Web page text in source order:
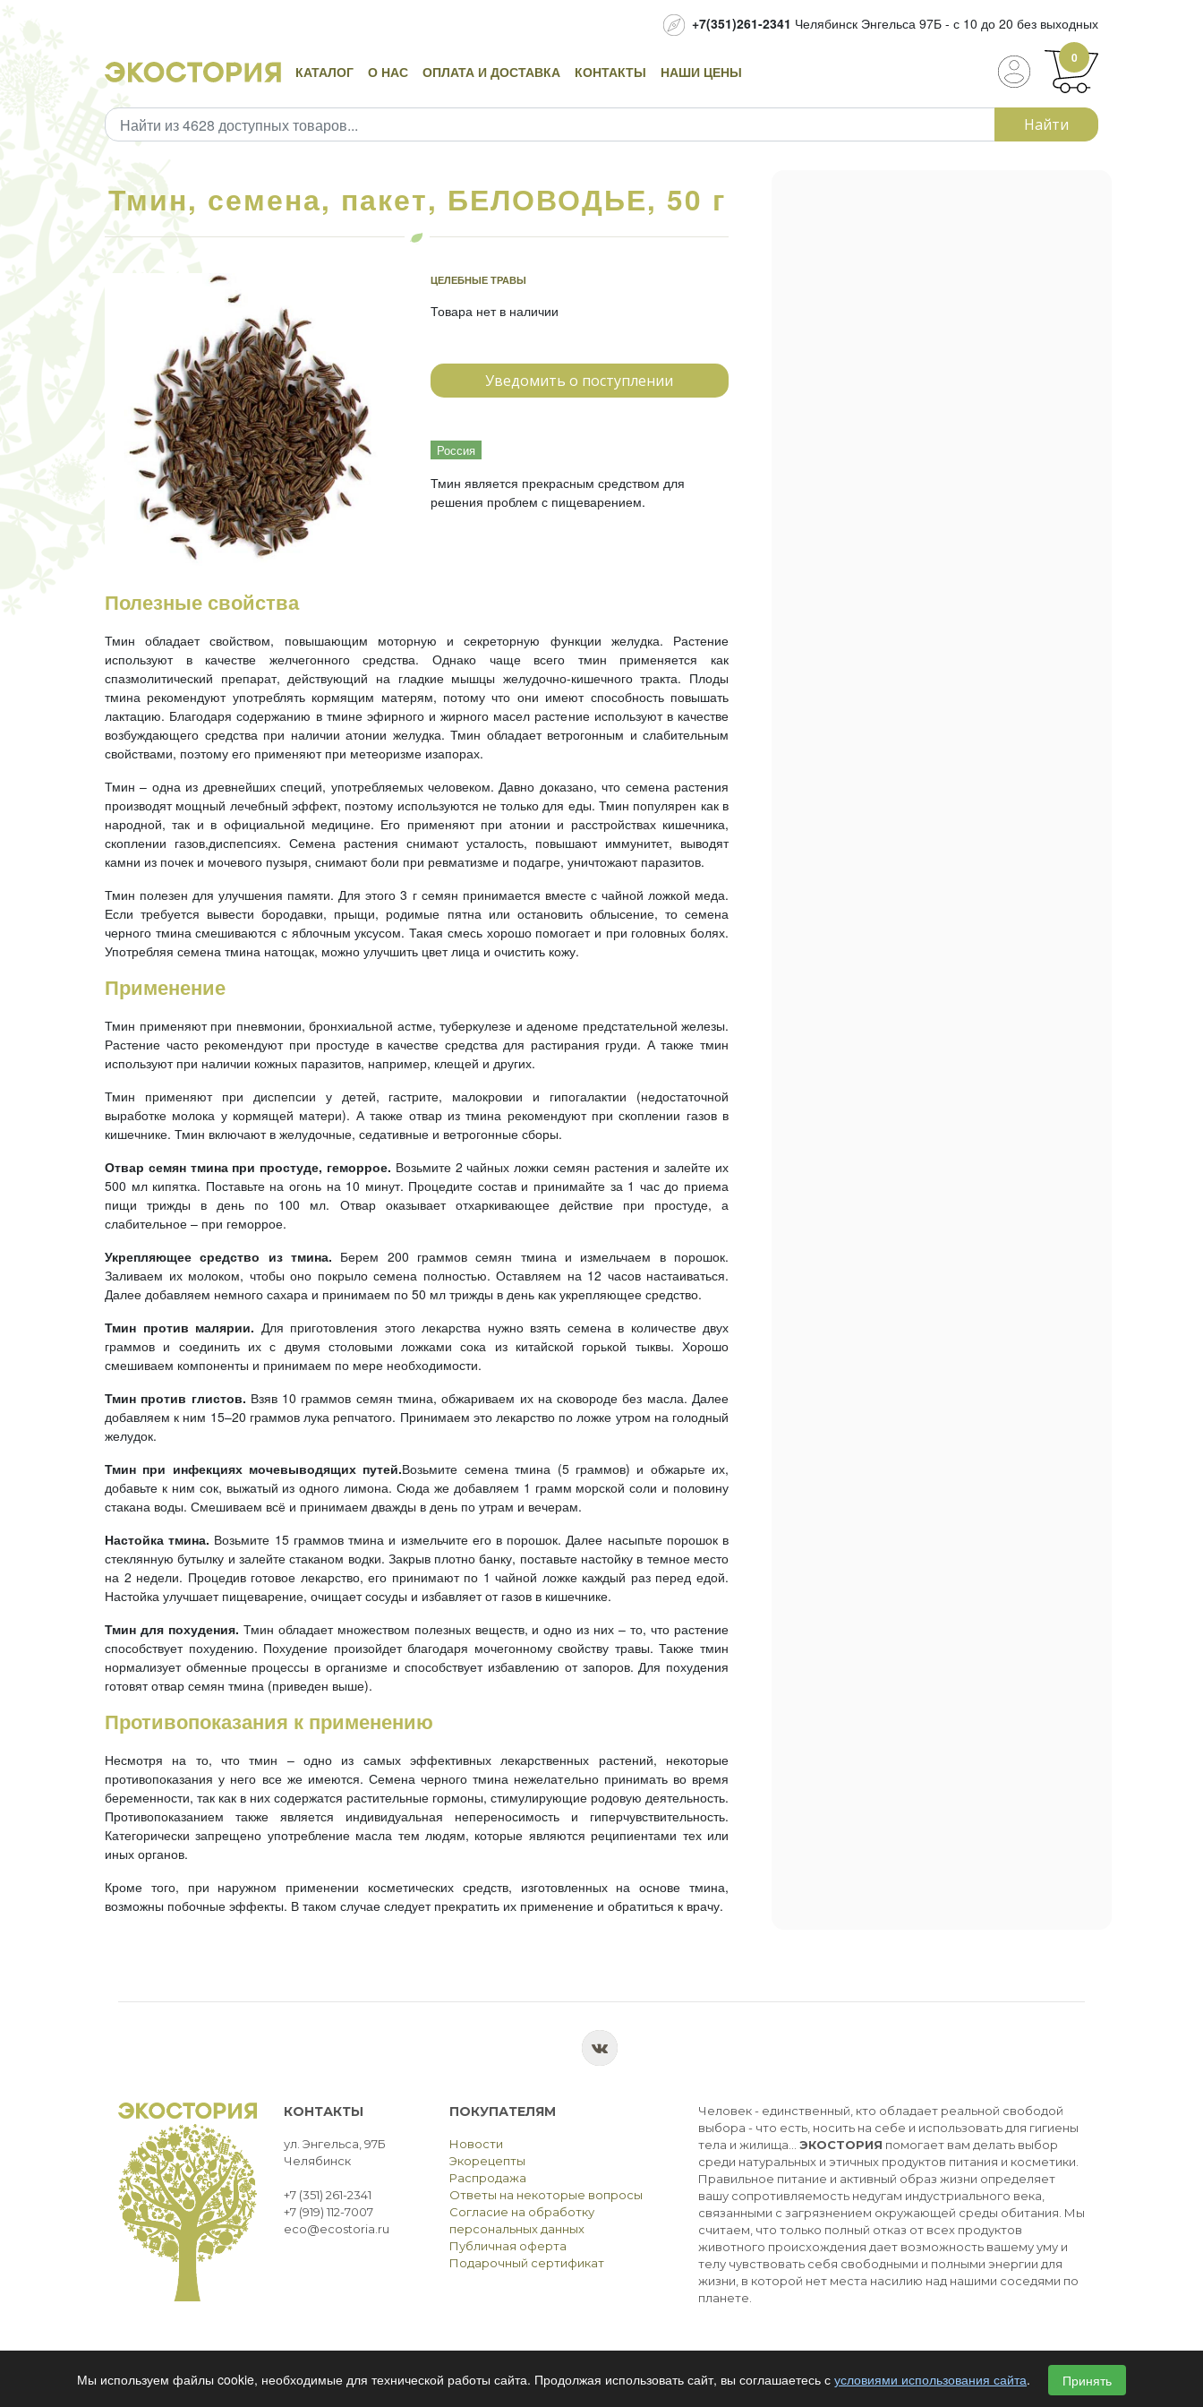
+7(351)261-2341 Челябинск Энгельса 97Б - с 10 до 20 без выходных
КАТАЛОГ О НАС ОПЛАТА И ДОСТАВКА КОНТАКТЫ НАШИ ЦЕНЫ
0
Найти
Тмин, семена, пакет, БЕЛОВОДЬЕ, 50 г
ЦЕЛЕБНЫЕ ТРАВЫ
Товара нет в наличии
Уведомить о поступлении
Россия
Тмин является прекрасным средством для
решения проблем с пищеварением.
Полезные свойства
Тмин обладает свойством, повышающим моторную и секреторную функции желудка. Растение
используют в качестве желчегонного средства. Однако чаще всего тмин применяется как
спазмолитический препарат, действующий на гладкие мышцы желудочно-кишечного тракта. Плоды
тмина рекомендуют употреблять кормящим матерям, потому что они имеют способность повышать
лактацию. Благодаря содержанию в тмине эфирного и жирного масел растение используют в качестве
возбуждающего средства при наличии атонии желудка. Тмин обладает ветрогонным и слабительным
свойствами, поэтому его применяют при метеоризме изапорах.
Тмин – одна из древнейших специй, употребляемых человеком. Давно доказано, что семена растения
производят мощный лечебный эффект, поэтому используются не только для еды. Тмин популярен как в
народной, так и в официальной медицине. Его применяют при атонии и расстройствах кишечника,
скоплении газов,диспепсиях. Семена растения снимают усталость, повышают иммунитет, выводят
камни из почек и мочевого пузыря, снимают боли при ревматизме и подагре, уничтожают паразитов.
Тмин полезен для улучшения памяти. Для этого 3 г семян принимается вместе с чайной ложкой меда.
Если требуется вывести бородавки, прыщи, родимые пятна или остановить облысение, то семена
черного тмина смешиваются с яблочным уксусом. Такая смесь хорошо помогает и при головных болях.
Употребляя семена тмина натощак, можно улучшить цвет лица и очистить кожу.
Применение
Тмин применяют при пневмонии, бронхиальной астме, туберкулезе и аденоме предстательной железы.
Растение часто рекомендуют при простуде в качестве средства для растирания груди. А также тмин
используют при наличии кожных паразитов, например, клещей и других.
Тмин применяют при диспепсии у детей, гастрите, малокровии и гипогалактии (недостаточной
выработке молока у кормящей матери). А также отвар из тмина рекомендуют при скоплении газов в
кишечнике. Тмин включают в желудочные, седативные и ветрогонные сборы.
Отвар семян тмина при простуде, геморрое. Возьмите 2 чайных ложки семян растения и залейте их
500 мл кипятка. Поставьте на огонь на 10 минут. Процедите состав и принимайте за 1 час до приема
пищи трижды в день по 100 мл. Отвар оказывает отхаркивающее действие при простуде, а
слабительное – при геморрое.
Укрепляющее средство из тмина. Берем 200 граммов семян тмина и измельчаем в порошок.
Заливаем их молоком, чтобы оно покрыло семена полностью. Оставляем на 12 часов настаиваться.
Далее добавляем немного сахара и принимаем по 50 мл трижды в день как укрепляющее средство.
Тмин против малярии. Для приготовления этого лекарства нужно взять семена в количестве двух
граммов и соединить их с двумя столовыми ложками сока из китайской горькой тыквы. Хорошо
смешиваем компоненты и принимаем по мере необходимости.
Тмин против глистов. Взяв 10 граммов семян тмина, обжариваем их на сковороде без масла. Далее
добавляем к ним 15–20 граммов лука репчатого. Принимаем это лекарство по ложке утром на голодный
желудок.
Тмин при инфекциях мочевыводящих путей.Возьмите семена тмина (5 граммов) и обжарьте их,
добавьте к ним сок, выжатый из одного лимона. Сюда же добавляем 1 грамм морской соли и половину
стакана воды. Смешиваем всё и принимаем дважды в день по утрам и вечерам.
Настойка тмина. Возьмите 15 граммов тмина и измельчите его в порошок. Далее насыпьте порошок в
стеклянную бутылку и залейте стаканом водки. Закрыв плотно банку, поставьте настойку в темное место
на 2 недели. Процедив готовое лекарство, его принимают по 1 чайной ложке каждый раз перед едой.
Настойка улучшает пищеварение, очищает сосуды и избавляет от газов в кишечнике.
Тмин для похудения. Тмин обладает множеством полезных веществ, и одно из них – то, что растение
способствует похудению. Похудение произойдет благодаря мочегонному свойству травы. Также тмин
нормализует обменные процессы в организме и способствует избавлению от запоров. Для похудения
готовят отвар семян тмина (приведен выше).
Противопоказания к применению
Несмотря на то, что тмин – одно из самых эффективных лекарственных растений, некоторые
противопоказания у него все же имеются. Семена черного тмина нежелательно принимать во время
беременности, так как в них содержатся растительные гормоны, стимулирующие родовую деятельность.
Противопоказанием также является индивидуальная непереносимость и гиперчувствительность.
Категорически запрещено употребление масла тем людям, которые являются реципиентами тех или
иных органов.
Кроме того, при наружном применении косметических средств, изготовленных на основе тмина,
возможны побочные эффекты. В таком случае следует прекратить их применение и обратиться к врачу.
КОНТАКТЫ
ул. Энгельса, 97Б
Челябинск
+7 (351) 261-2341
+7 (919) 112-7007
eco@ecostoria.ru
ПОКУПАТЕЛЯМ
Новости
Экорецепты
Распродажа
Ответы на некоторые вопросы
Согласие на обработку
персональных данных
Публичная оферта
Подарочный сертификат
Человек - единственный, кто обладает реальной свободой
выбора - что есть, носить на себе и использовать для гигиены
тела и жилища... ЭКОСТОРИЯ помогает вам делать выбор
среди натуральных и этичных продуктов питания и косметики.
Правильное питание и активный образ жизни определяет
вашу сопротивляемость недугам индустриального века,
связанными с загрязнением окружающей среды обитания. Мы
считаем, что только полный отказ от всех продуктов
животного происхождения дает возможность вашему уму и
телу чувствовать себя свободными и полными энергии для
жизни, в которой нет места насилию над нашими соседями по
планете.
Мы используем файлы cookie, необходимые для технической работы сайта. Продолжая использовать сайт, вы соглашаетесь с условиями использования сайта. Принять